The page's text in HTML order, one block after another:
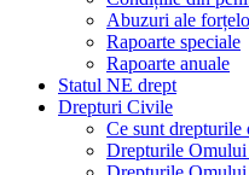
Abuzuri ale
Rapoarte speciale
Rapoarte anuale
Statul NE drept
Drepturi Civile
Ce sunt drepturile
Drepturile